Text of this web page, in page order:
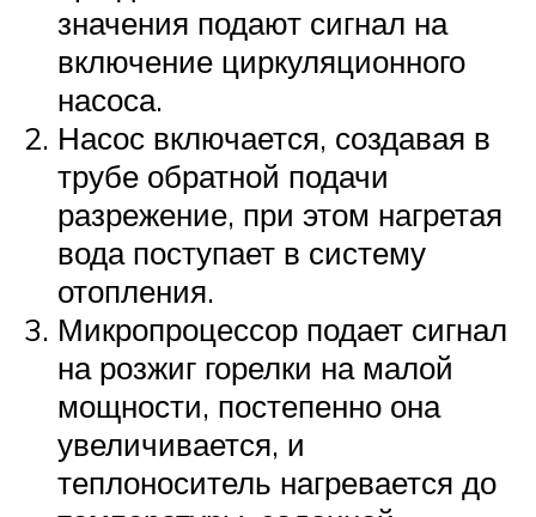
значения подают сигнал на
включение циркуляционного
насоса.
Насос включается, создавая в
трубе обратной подачи
разрежение, при этом нагретая
вода поступает в систему
отопления.
Микропроцессор подает сигнал
на розжиг горелки на малой
мощности, постепенно она
увеличивается, и
теплоноситель нагревается до